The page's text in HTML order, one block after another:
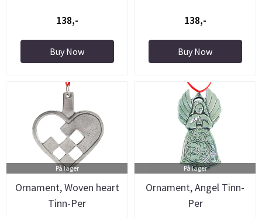
138,-
Buy Now
138,-
Buy Now
På lager
Ornament, Woven heart
Tinn-Per
På lager
Ornament, Angel Tinn-
Per